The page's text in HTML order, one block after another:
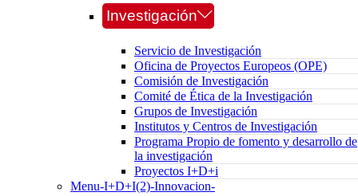
Investigación
Servicio de Investigación
Oficina de Proyectos Europeos (OPE)
Comisión de Investigación
Comité de Ética de la Investigación
Grupos de Investigación
Institutos y Centros de Investigación
Programa Propio de fomento y desarrollo de
la investigación
Proyectos I+D+i
Menu-I+D+I(2)-Innovacion-